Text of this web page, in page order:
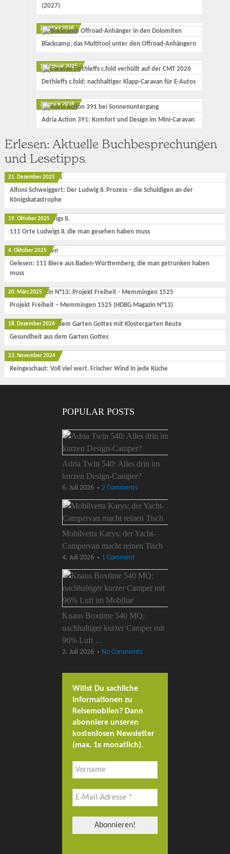
(2027)
23. März 2026
Blackcamp, das Multitool unter den Offroad-Anhängern
17. Januar 2026
Dethleffs c.fold: nachhaltiger Klapp-Caravan für E-Autos
3. Januar 2026
Adria Action 391: Komfort und Design im Mini-Caravan
Erlesen: Aktuelle Buchbesprechungen
und Lesetipps
21. Dezember 2025
Alfons Schweiggert: Der Ludwig II. Prozess – die Schuldigen an der
Königskatastrophe
19. Oktober 2025
111 Orte Ludwigs II. die man gesehen haben muss
4. Oktober 2025
Gelesen: 111 Biere aus Baden-Württemberg, die man getrunken haben
muss
20. März 2025
Projekt Freiheit – Memmingen 1525 (HDBG Magazin N°13)
18. Dezember 2024
Gesundheit aus dem Garten Gottes
23. November 2024
Reingeschaut: Voll viel wert. Frischer Wind in jede Küche
POPULAR POSTS
Adria Twin 540: Alles drin im
kurzen Design-Camper?
6. Juli 2026 2 Comments
Mobilvetta Karys: der Yacht-
Campervan macht reinen Tisch
4. Juli 2026 1 Comment
Knaus Boxtime 540 MQ:
nachhaltiger kurzer Camper mit
96% Luft …
2. Juli 2026 No Comments
Willst Du sachliche
Informationen zu
Reisemobilen? Dann
abonniere unseren
kostenlosen Newsletter
(max. 1x monatlich).